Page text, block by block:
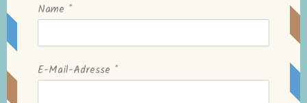
Name *
E-Mail-Adresse *